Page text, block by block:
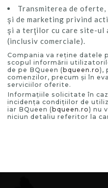
Transmiterea de
şi de marketing privind
şi a terţilor cu care site-ul
(inclusiv comerciale).
Compania va reţine datele
scopul informării
de pe BQueen (bqueen.ro),
comenzilor, precum şi în
serviciilor oferite.
Informaţiile solicitate în
incidenţa condiţiilor de
iar BQueen (bqueen.ro) nu
niciun detaliu referitor la